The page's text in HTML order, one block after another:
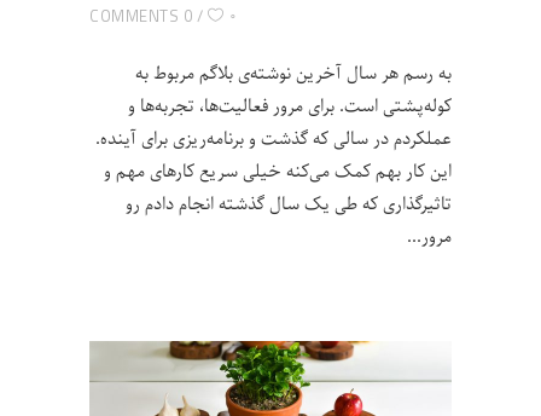
0 COMMENTS
۰
به رسم هر سال آخرین نوشته‌ی بلاگم مربوط به
کوله‌پشتی است. برای مرور فعالیت‌ها، تجربه‌ها و
عملکردم در سالی که گذشت و برنامه‌ریزی برای آینده.
این کار بهم کمک می‌کنه خیلی سریع کارهای مهم و
تاثیرگذاری که طی یک سال گذشته انجام دادم رو
مرور